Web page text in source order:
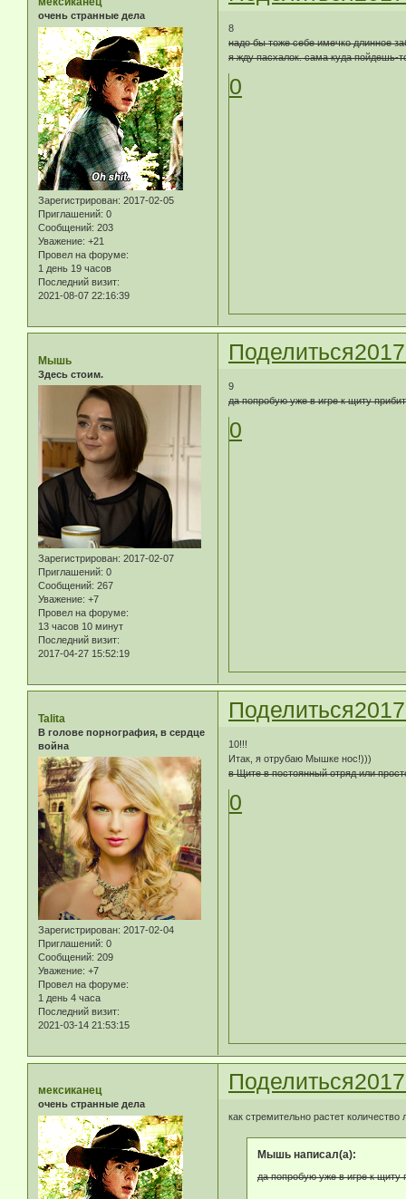
очень странные дела
Зарегистрирован: 2017-02-05
Приглашений: 0
Сообщений: 203
Уважение: +21
Провел на форуме:
1 день 19 часов
Последний визит:
2021-08-07 22:16:39
8
надо бы тоже себе имечко длинное
я жду пасхалок. сама куда пойдешь-
0
Поделиться
Мышь
Здесь стоим.
Зарегистрирован: 2017-02-07
Приглашений: 0
Сообщений: 267
Уважение: +7
Провел на форуме:
13 часов 10 минут
Последний визит:
2017-04-27 15:52:19
9
да попробую уже в игре к щиту
0
Поделиться
Talita
В голове порнография, в сердце
война
Зарегистрирован: 2017-02-04
Приглашений: 0
Сообщений: 209
Уважение: +7
Провел на форуме:
1 день 4 часа
Последний визит:
2021-03-14 21:53:15
10!!!
Итак, я отрубаю Мышке нос!)))
в Щите в постоянный отряд или
0
Поделиться
мексиканец
очень странные дела
как стремительно растет
Мышь написал(а):
да попробую уже в игре к щиту